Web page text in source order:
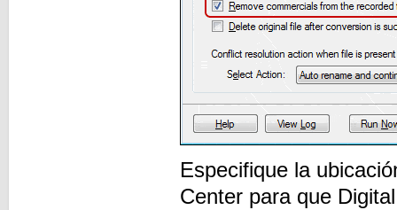
Especifique la
Center para que